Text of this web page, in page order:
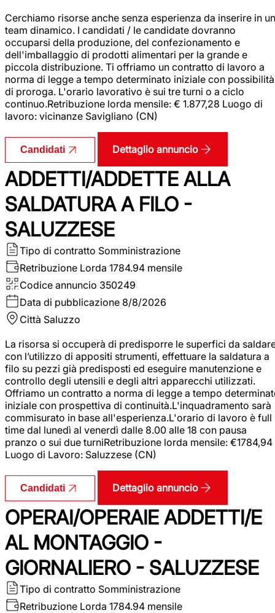
Cerchiamo risorse anche senza esperienza da inserire in un
team dinamico. I candidati / le candidate dovranno
occuparsi della produzione, del confezionamento e
dell'imballaggio di prodotti alimentari per la grande e
piccola distribuzione. Ti offriamo un contratto di lavoro a
norma di legge a tempo determinato iniziale con possibilità
di proroga. L'orario lavorativo è sui tre turni o a ciclo
continuo.Retribuzione lorda mensile: € 1.877,28 Luogo di
lavoro: vicinanze Savigliano (CN)
Candidati Dettaglio annuncio
ADDETTI/ADDETTE ALLA
SALDATURA A FILO -
SALUZZESE
Tipo di contratto Somministrazione
Retribuzione Lorda 1784.94 mensile
Codice annuncio 350249
Data di pubblicazione 8/8/2026
Città Saluzzo
La risorsa si occuperà di predisporre le superfici da
con l’utilizzo di appositi strumenti, effettuare la saldatura a
filo su pezzi già predisposti ed eseguire manutenzione e
controllo degli utensili e degli altri apparecchi utilizzati.
Offriamo un contratto a norma di legge a tempo
iniziale con prospettiva di continuità.L'inquadramento sarà
commisurato in base all'esperienza.L'orario di lavoro è full
time dal lunedì al venerdì dalle 8.00 alle 18 con pausa
pranzo o sui due turniRetribuzione lorda mensile: €1784,94
Luogo di Lavoro: Saluzzese (CN)
Candidati Dettaglio annuncio
OPERAI/OPERAIE ADDETTI/E
AL MONTAGGIO -
GIORNALIERO - SALUZZESE
Tipo di contratto Somministrazione
Retribuzione Lorda 1784.94 mensile